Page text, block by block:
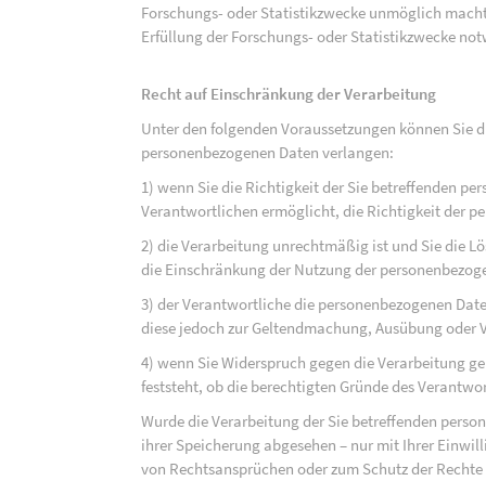
Forschungs- oder Statistikzwecke unmöglich
Erfüllung der Forschungs- oder Statistikzwecke
Recht auf Einschränkung der Verarbeitung
Unter den folgenden Voraussetzungen können
personenbezogenen Daten verlangen:
1) wenn Sie die Richtigkeit der Sie betreffenden
Verantwortlichen ermöglicht, die Richtigkeit der
2) die Verarbeitung unrechtmäßig ist und Sie die
die Einschränkung der Nutzung der
3) der Verantwortliche die personenbezogenen
diese jedoch zur Geltendmachung, Ausübung
4) wenn Sie Widerspruch gegen die Verarbeitung
feststeht, ob die berechtigten Gründe des
Wurde die Verarbeitung der Sie betreffenden
ihrer Speicherung abgesehen – nur mit Ihrer
von Rechtsansprüchen oder zum Schutz der